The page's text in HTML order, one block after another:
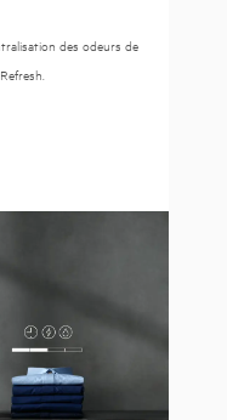
des odeurs de